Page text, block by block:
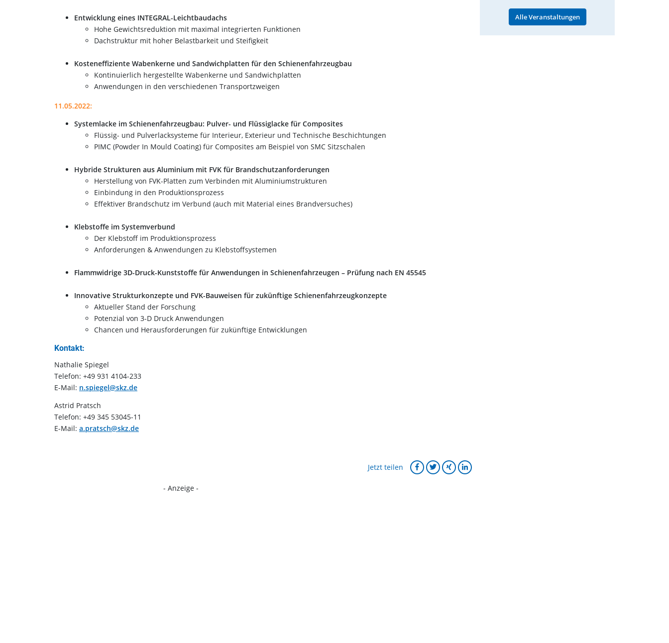
Entwicklung eines INTEGRAL-Leichtbaudachs
Hohe Gewichtsreduktion mit maximal integrierten Funktionen
Dachstruktur mit hoher Belastbarkeit und Steifigkeit
Kosteneffiziente Wabenkerne und Sandwichplatten für den Schienenfahrzeugbau
Kontinuierlich hergestellte Wabenkerne und Sandwichplatten
Anwendungen in den verschiedenen Transportzweigen
11.05.2022:
Systemlacke im Schienenfahrzeugbau: Pulver- und Flüssiglacke für Composites
Flüssig- und Pulverlacksysteme für Interieur, Exterieur und Technische Beschichtungen
PIMC (Powder In Mould Coating) für Composites am Beispiel von SMC Sitzschalen
Hybride Strukturen aus Aluminium mit FVK für Brandschutzanforderungen
Herstellung von FVK-Platten zum Verbinden mit Aluminiumstrukturen
Einbindung in den Produktionsprozess
Effektiver Brandschutz im Verbund (auch mit Material eines Brandversuches)
Klebstoffe im Systemverbund
Der Klebstoff im Produktionsprozess
Anforderungen & Anwendungen zu Klebstoffsystemen
Flammwidrige 3D-Druck-Kunststoffe für Anwendungen in Schienenfahrzeugen – Prüfung nach EN 45545
Innovative Strukturkonzepte und FVK-Bauweisen für zukünftige Schienenfahrzeugkonzepte
Aktueller Stand der Forschung
Potenzial von 3-D Druck Anwendungen
Chancen und Herausforderungen für zukünftige Entwicklungen
Kontakt:
Nathalie Spiegel
Telefon: +49 931 4104-233
E-Mail: n.spiegel@skz.de
Astrid Pratsch
Telefon: +49 345 53045-11
E-Mail: a.pratsch@skz.de
Jetzt teilen
Alle Veranstaltungen
- Anzeige -